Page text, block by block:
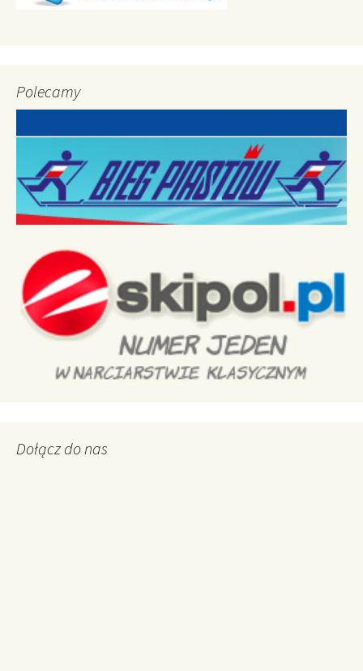
Polecamy
Dołącz do nas